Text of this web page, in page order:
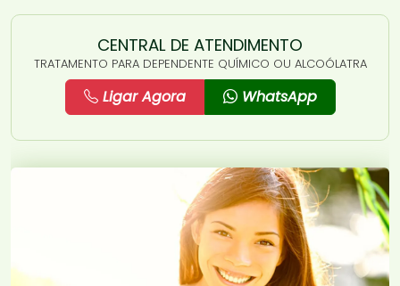
CENTRAL DE ATENDIMENTO
TRATAMENTO PARA DEPENDENTE QUÍMICO OU ALCOÓLATRA
Ligar Agora WhatsApp